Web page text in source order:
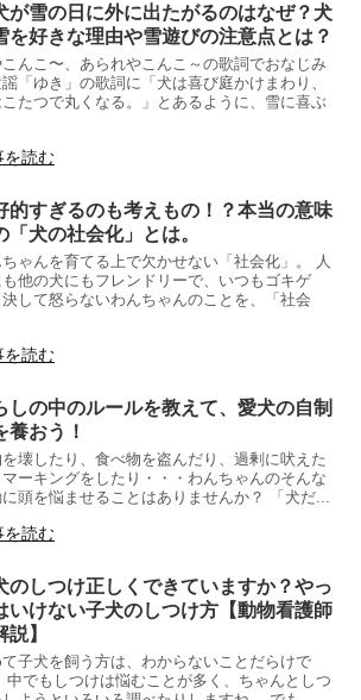
が雪の日に外に出たがるのはなぜ？犬
を好きな理由や雪遊びの注意点とは？
こんこ〜、あられやこんこ～の歌詞でおなじみ
「ゆき」の歌詞に「犬は喜び庭かけまわり、
たつで丸くなる。」とあるように、雪に喜ぶ
を読む
的すぎるのも考えもの！？本当の意味
「犬の社会化」とは。
ちゃんを育てる上で欠かせない「社会化」。 人
他の犬にもフレンドリーで、いつもゴキゲ
決して怒らないわんちゃんのことを、「社会
を読む
しの中のルールを教えて、愛犬の自制
養おう！
壊したり、食べ物を盗んだり、過剰に吠えた
マーキングをしたり・・・わんちゃんのそんな
頭を悩ませることはありませんか？ 「犬だ...
を読む
のしつけ正しくできていますか？やっ
いけない子犬のしつけ方【動物看護師
説】
子犬を飼う方は、わからないことだらけで
中でもしつけは悩むことが多く、ちゃんとしつ